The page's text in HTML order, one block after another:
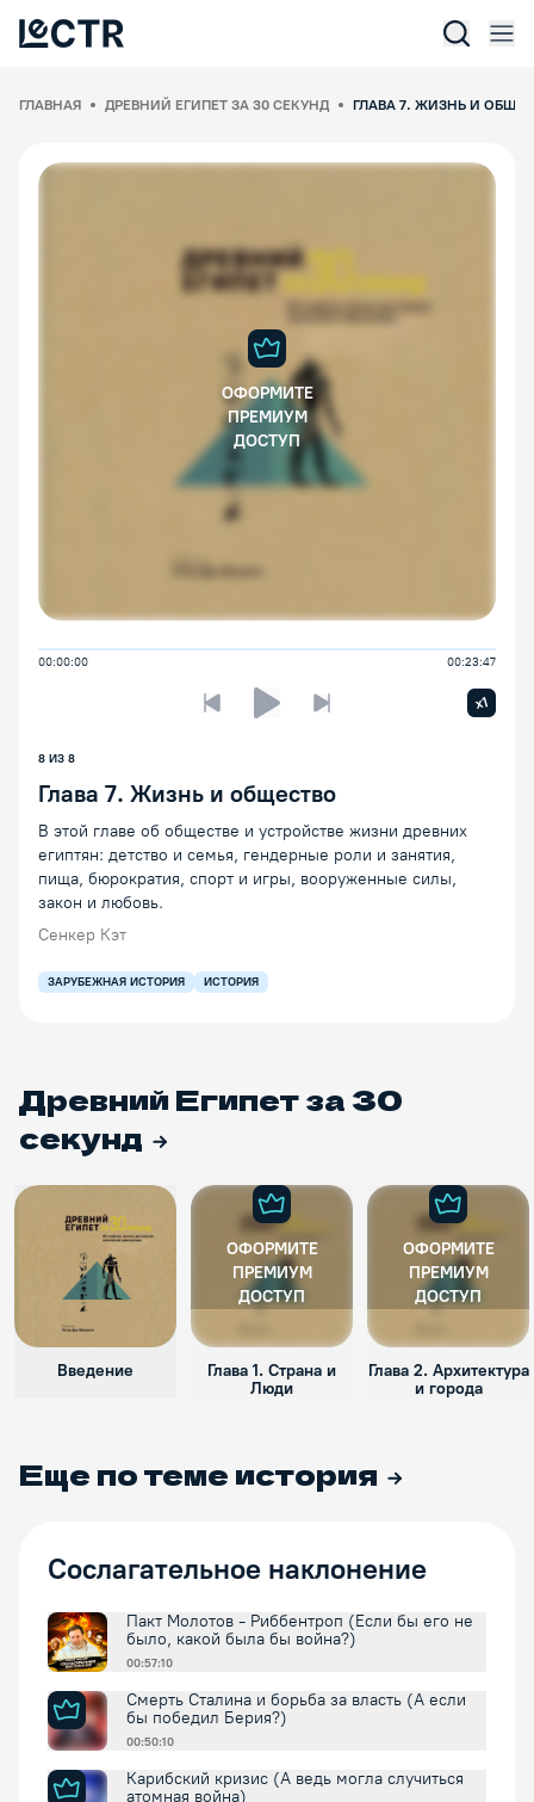
ГЛАВНАЯ ДРЕВНИЙ ЕГИПЕТ ЗА 30 СЕКУНД ГЛАВА 7. ЖИЗНЬ И
ОФОРМИТЕ
ПРЕМИУМ
ДОСТУП
00:00:00 00:23:47
Предыдущая лекцияСледующая лекция
x1
8 ИЗ 8
Глава 7. Жизнь и общество
В этой главе об обществе и устройстве жизни древних
египтян: детство и семья, гендерные роли и занятия,
пища, бюрократия, спорт и игры, вооруженные силы,
закон и любовь.
Сенкер Кэт
ЗАРУБЕЖНАЯ ИСТОРИЯ ИСТОРИЯ
Древний Египет за 30
секунд
Введение
ОФОРМИТЕ
ПРЕМИУМ
ДОСТУП
Глава 1. Страна и
Люди
ОФОРМИТЕ
ПРЕМИУМ
ДОСТУП
Глава 2. Архитектура
и города
Еще по теме история
Сослагательное наклонение
Пакт Молотов - Риббентроп (Если бы его не
было, какой была бы война?)
00:57:10
Смерть Сталина и борьба за власть (А если
бы победил Берия?)
00:50:10
Карибский кризис (А ведь могла случиться
атомная война)